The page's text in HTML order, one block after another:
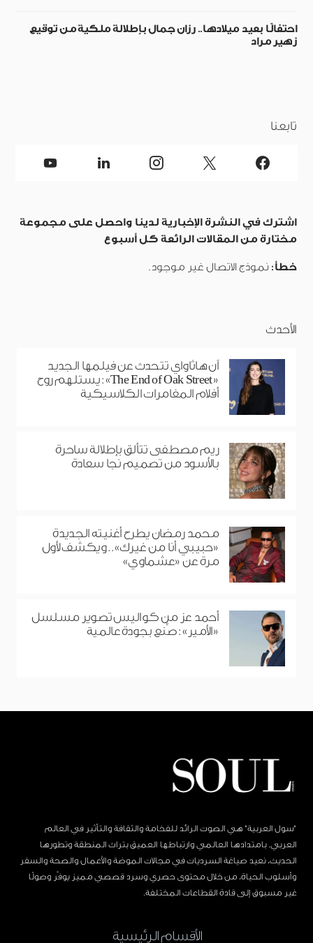
احتفالًا بعيد ميلادها.. رزان جمال بإطلالة ملكية من توقيع
زهير مراد
تابعنا
اشترك في النشرة الإخبارية لدينا واحصل على مجموعة
مختارة من المقالات الرائعة كل أسبوع
خطأ: نموذج الاتصال غير موجود.
الأحدث
آن هاثاواي تتحدث عن فيلمها الجديد
«The End of Oak Street»: يستلهم روح
أفلام المغامرات الكلاسيكية
ريم مصطفى تتألق بإطلالة ساحرة
بالأسود من تصميم نجا سعادة
محمد رمضان يطرح أغنيته الجديدة
«حبيبي أنا من غيرك».. ويكشف لأول
مرة عن «عشماوي»
أحمد عز من كواليس تصوير مسلسل
«الأمير»: صُنع بجودة عالمية
"سول العربية" هي الصوت الرائد للفخامة والثقافة والتأثير في العالم
العربي. بامتدادها العالمي وارتباطها العميق بتراث المنطقة وتطورها
الحديث، نعيد صياغة السرديات في مجالات الموضة والأعمال والصحة والسفر
وأسلوب الحياة، من خلال محتوى حصري وسرد قصصي مميز يوفّر وصولًا
غير مسبوق إلى قادة القطاعات المختلفة.
الأقسام الرئيسية